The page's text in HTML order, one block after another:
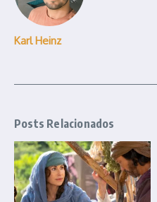
Karl Heinz
Posts Relacionados